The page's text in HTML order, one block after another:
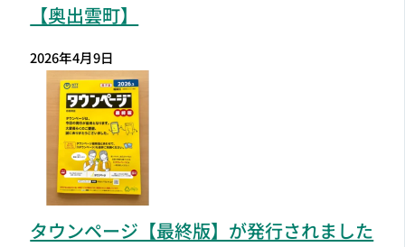
【奥出雲町】
2026年4月9日
タウンページ【最終版】が発行されました